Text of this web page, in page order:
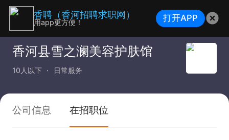
香河县雪之澜美容护肤馆
10人以下 日常服务
公司信息 在招职位
香聘（香河招聘求职网）
用app更方便！ 打开APP